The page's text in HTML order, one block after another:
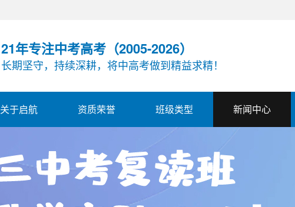
21年专注中考高考（2005-2026）
长期坚守，持续深耕，将中高考做到精益求精！
关于启航 资质荣誉 班级类型 新闻中心